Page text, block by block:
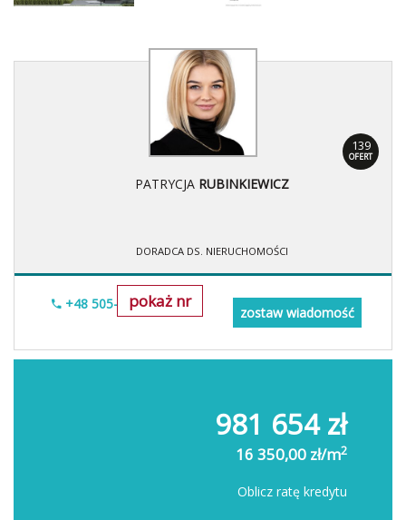
139
OFERT
PATRYCJA RUBINKIEWICZ
DORADCA DS. NIERUCHOMOŚCI
pokaż nr
+48 505-236-943
zostaw wiadomość
981 654 zł
16 350,00 zł/m2
Oblicz ratę kredytu